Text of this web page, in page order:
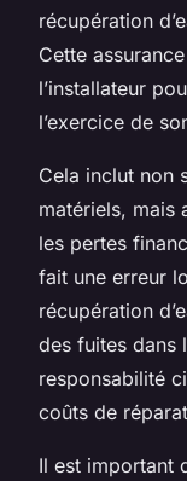
récupération
Cette
l’installateur
l’exercice de
Cela inclut non
matériels, mais
les pertes
fait une erreur
récupération
des fuites dans
responsabilité
coûts de
Il est important